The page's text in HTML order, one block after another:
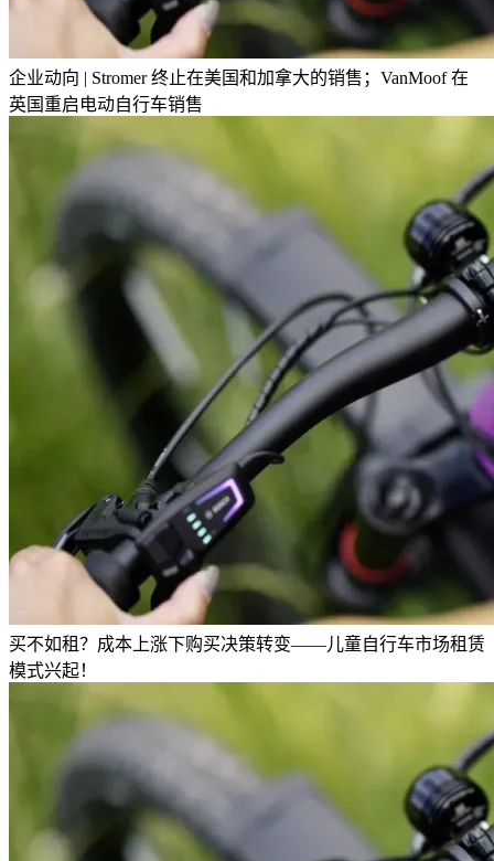
企业动向 | Stromer 终止在美国和加拿大的销售；VanMoof 在
英国重启电动自行车销售
买不如租？成本上涨下购买决策转变——儿童自行车市场租赁
模式兴起！